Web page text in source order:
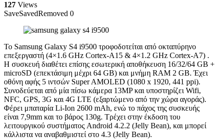
127 Views
SaveSavedRemoved 0
Το Samsung Galaxy S4 i9500 τροφοδοτείται από οκταπύρηνο
επεξεργαστή (4×1.6 GHz Cortex-A15 & 4×1.2 GHz Cortex-A7) .
Η συσκευή διαθέτει επίσης εσωτερική αποθήκευση 16/32/64 GB +
microSD (επεκτάσιμη μέχρι 64 GB) και μνήμη RAM 2 GB. Έχει
οθόνη αφής 5 ιντσών Super AMOLED (1080 x 1920, 441 ppi).
Συνοδεύεται από μία πίσω κάμερα 13MP και υποστηρίζει Wifi,
NFC, GPS, 3G και 4G LTE (εξαρτώμενο από την χώρα αγοράς).
Φέρει μπαταρία Li-Ion 2600 mAh, ενώ το πάχος της συσκευής
είναι 7,9mm και το βάρος 130g. Τρέχει στην έκδοση του
λειτουργικού συστήματος Android 4.2.2 (Jelly Bean), και μπορεί
κάλλιστα να αναβαθμιστεί στο 4.3 (Jelly Bean).